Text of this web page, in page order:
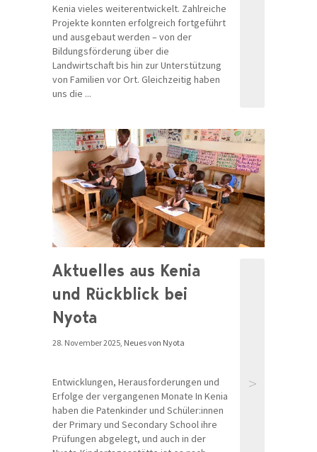
Kenia vieles weiterentwickelt. Zahlreiche
Projekte konnten erfolgreich fortgeführt
und ausgebaut werden – von der
Bildungsförderung über die
Landwirtschaft bis hin zur Unterstützung
von Familien vor Ort. Gleichzeitig haben
uns die ...
Aktuelles aus Kenia
und Rückblick bei
Nyota
28. November 2025, Neues von Nyota
Entwicklungen, Herausforderungen und
Erfolge der vergangenen Monate In Kenia
haben die Patenkinder und Schüler:innen
der Primary und Secondary School ihre
Prüfungen abgelegt, und auch in der
>